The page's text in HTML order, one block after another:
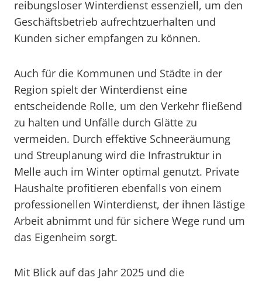
reibungsloser Winterdienst essenziell, um den
Geschäftsbetrieb aufrechtzuerhalten und
Kunden sicher empfangen zu können.
Auch für die Kommunen und Städte in der
Region spielt der Winterdienst eine
entscheidende Rolle, um den Verkehr fließend
zu halten und Unfälle durch Glätte zu
vermeiden. Durch effektive Schneeräumung
und Streuplanung wird die Infrastruktur in
Melle auch im Winter optimal genutzt. Private
Haushalte profitieren ebenfalls von einem
professionellen Winterdienst, der ihnen lästige
Arbeit abnimmt und für sichere Wege rund um
das Eigenheim sorgt.
Mit Blick auf das Jahr 2025 und die